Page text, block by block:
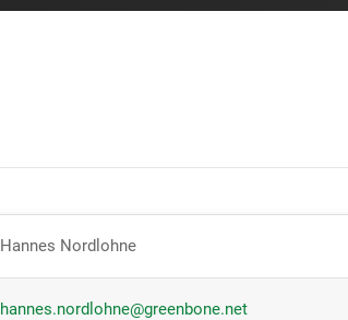
Hannes Nordlohne
hannes.nordlohne@greenbone.net